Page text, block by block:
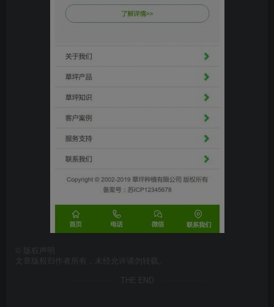
版权声明
文章版权归作者所有，未经允许请勿转载。
THE END